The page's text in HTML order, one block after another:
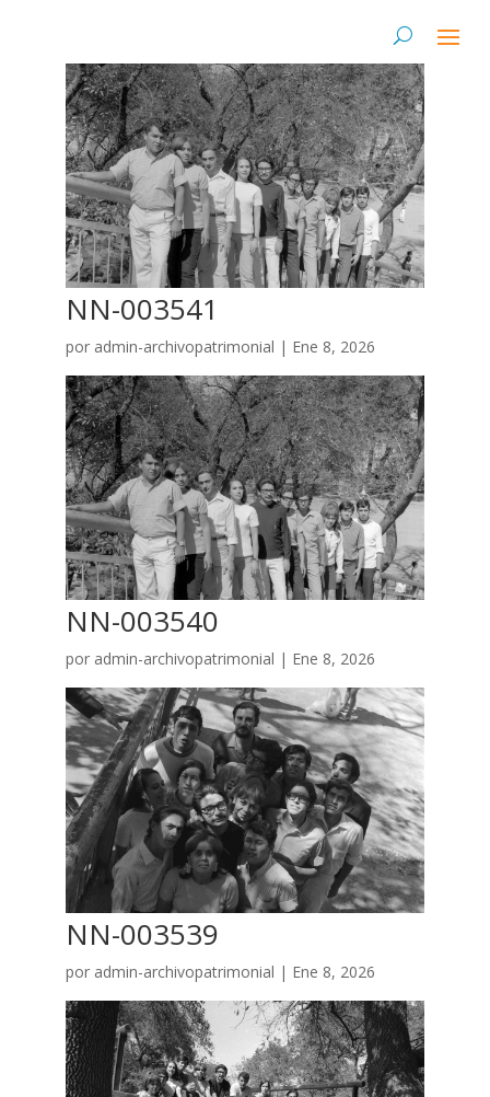
NN-003541
por admin-archivopatrimonial | Ene 8, 2026
NN-003540
por admin-archivopatrimonial | Ene 8, 2026
NN-003539
por admin-archivopatrimonial | Ene 8, 2026